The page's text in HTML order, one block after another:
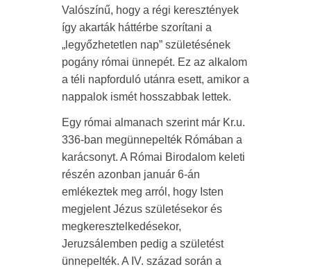
Valószínű, hogy a régi keresztények
így akarták háttérbe szorítani a
„legyőzhetetlen nap” születésének
pogány római ünnepét. Ez az alkalom
a téli napforduló utánra esett, amikor a
nappalok ismét hosszabbak lettek.
Egy római almanach szerint már Kr.u.
336-ban megünnepelték Rómában a
karácsonyt. A Római Birodalom keleti
részén azonban január 6-án
emlékeztek meg arról, hogy Isten
megjelent Jézus születésekor és
megkeresztelkedésekor,
Jeruzsálemben pedig a születést
ünnepelték. A IV. század során a